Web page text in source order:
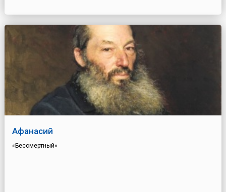
Афанасий
«Бессмертный»